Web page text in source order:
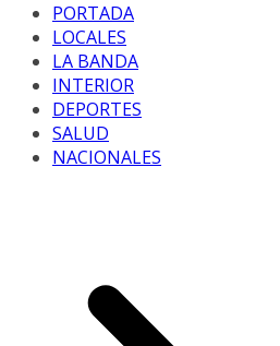
PORTADA
LOCALES
LA BANDA
INTERIOR
DEPORTES
SALUD
NACIONALES